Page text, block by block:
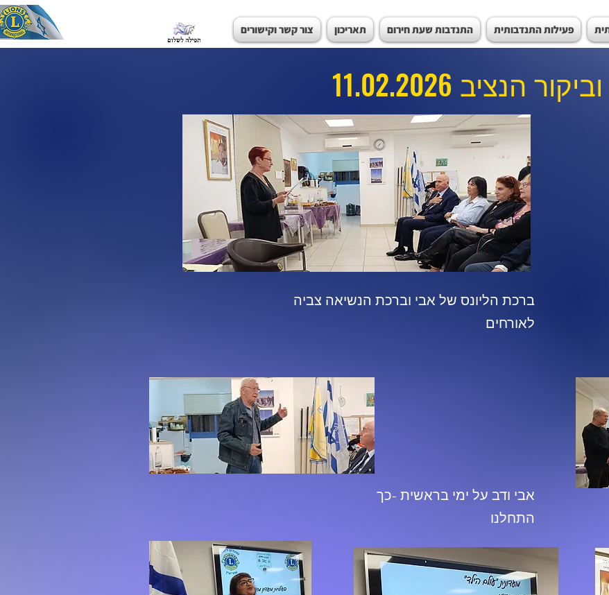
פעילות התנדבותית התנדבות שעת חירום תאריכון צור קשר וקישורים
הנציב 11.02.2026
ברכת הליונס של אבי וברכת הנשיאה צביה
לאורחים
אבי ודב על ימי בראשית -כך
התחלנו